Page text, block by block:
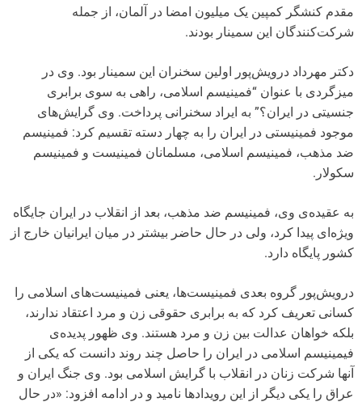
مقدم کنشگر کمپین یک میلیون امضا در آلمان، از جمله
شرکت‌کنندگان این سمینار بودند.
دکتر مهرداد درویش‌پور اولین سخنران این سمینار بود. وی در
میزگردی با عنوان “فمینیسم اسلامی، راهی به سوی برابری
جنسیتی در ایران؟” به ایراد سخنرانی پرداخت. وی گرایش‌های
موجود فمینیستی در ایران را به چهار دسته تقسیم کرد: فمینیسم
ضد مذهب، فمینیسم اسلامی، مسلمانان فمینیست و فمینیسم
سکولار.
به عقیده‌ی وی، فمینیسم ضد مذهب، بعد از انقلاب در ایران جایگاه
ویژه‌ای پیدا کرد، ولی در حال حاضر بیشتر در میان ایرانیان خارج از
کشور پایگاه دارد.
درویش‌پور گروه بعدی فمینیست‌ها، یعنی فمینیست‌های اسلامی را
کسانی تعریف کرد که به برابری حقوقی زن و مرد اعتقاد ندارند،
بلکه خواهان عدالت بین زن و مرد هستند. وی ظهور پدیده‌ی
فیمینیسم اسلامی در ایران را حاصل چند روند دانست که یکی از
آنها شرکت زنان در انقلاب با گرایش اسلامی بود. وی جنگ ایران و
عراق را یکی دیگر از این رویدادها نامید و در ادامه افزود: «در حال